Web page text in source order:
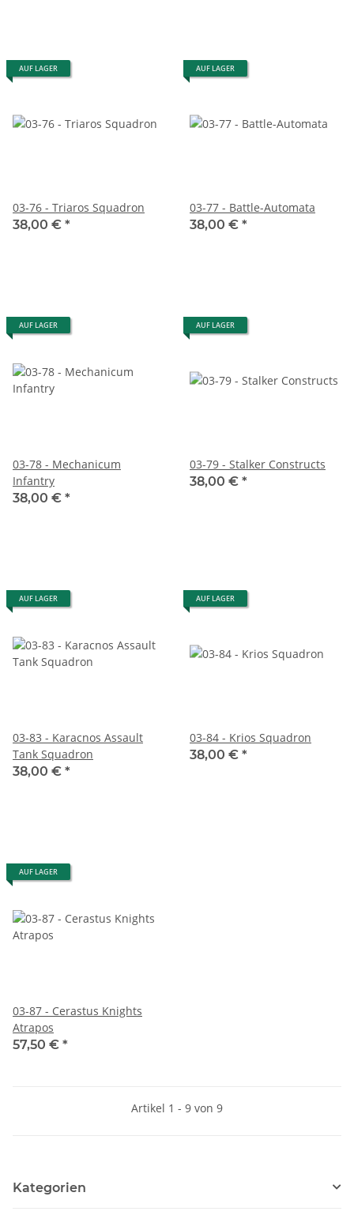
AUF LAGER
03-76 - Triaros Squadron
38,00 € *
AUF LAGER
03-77 - Battle-Automata
38,00 € *
AUF LAGER
03-78 - Mechanicum
Infantry
38,00 € *
AUF LAGER
03-79 - Stalker Constructs
38,00 € *
AUF LAGER
03-83 - Karacnos Assault
Tank Squadron
38,00 € *
AUF LAGER
03-84 - Krios Squadron
38,00 € *
AUF LAGER
03-87 - Cerastus Knights
Atrapos
57,50 € *
Artikel 1 - 9 von 9
Kategorien